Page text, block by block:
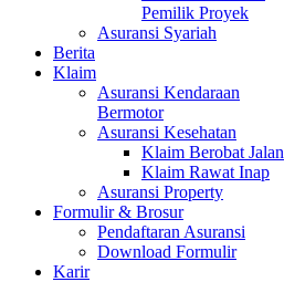
Pemilik Proyek
Asuransi Syariah
Berita
Klaim
Asuransi Kendaraan
Bermotor
Asuransi Kesehatan
Klaim Berobat Jalan
Klaim Rawat Inap
Asuransi Property
Formulir & Brosur
Pendaftaran Asuransi
Download Formulir
Karir